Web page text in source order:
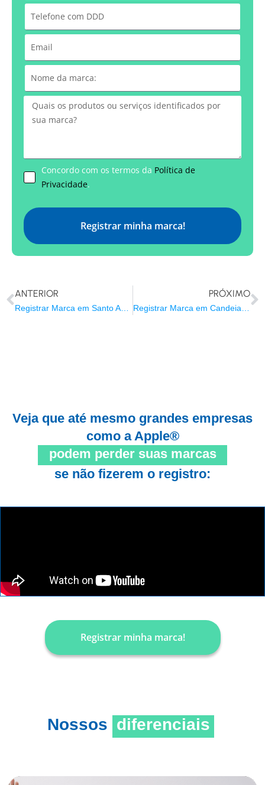
Concordo com os termos da Política de
Privacidade.
Registrar minha marca!
ANTERIOR PRÓXIMO
Veja que até mesmo grandes empresas
como a Apple®
podem perder suas marcas
se não fizerem o registro:
Registrar minha marca!
Nossos diferenciais